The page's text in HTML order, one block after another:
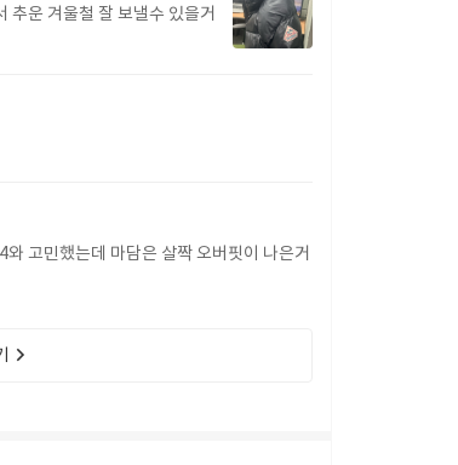
추운 겨울철 잘 보낼수 있을거
고민했는데 마담은 살짝 오버핏이 나은거